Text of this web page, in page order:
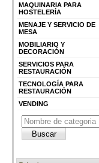
MAQUINARIA PARA
HOSTELERÍA
MENAJE Y SERVICIO DE
MESA
MOBILIARIO Y
DECORACIÓN
SERVICIOS PARA
RESTAURACIÓN
TECNOLOGÍA PARA
RESTAURACIÓN
VENDING